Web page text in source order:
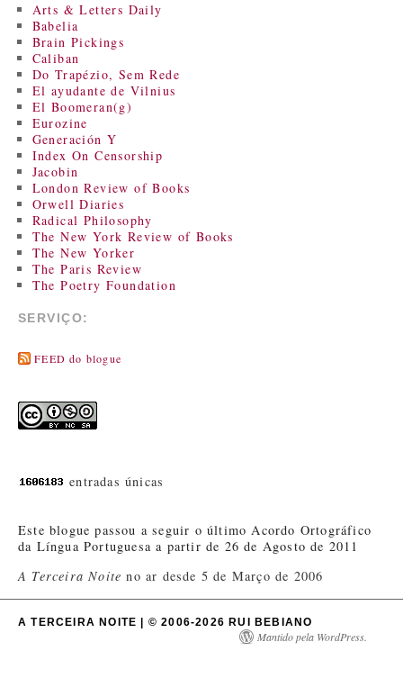
Arts & Letters Daily
Babelia
Brain Pickings
Caliban
Do Trapézio, Sem Rede
El ayudante de Vilnius
El Boomeran(g)
Eurozine
Generación Y
Index On Censorship
Jacobin
London Review of Books
Orwell Diaries
Radical Philosophy
The New York Review of Books
The New Yorker
The Paris Review
The Poetry Foundation
SERVIÇO:
FEED do blogue
entradas únicas
Este blogue passou a seguir o último Acordo Ortográfico
da Língua Portuguesa a partir de 26 de Agosto de 2011
A Terceira Noite no ar desde 5 de Março de 2006
A TERCEIRA NOITE | © 2006-2026 RUI BEBIANO
Mantido pela WordPress.